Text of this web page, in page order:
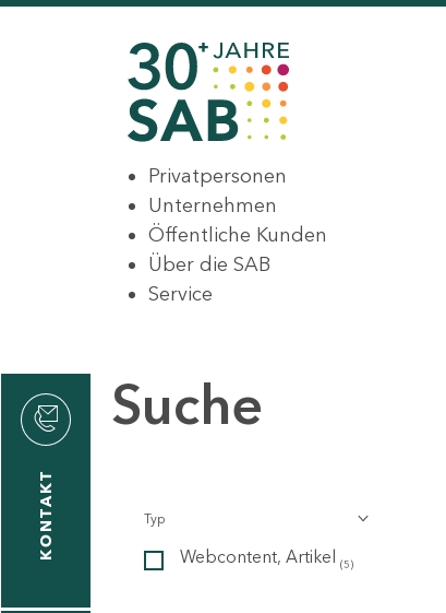
Privatpersonen
Unternehmen
Öffentliche Kunden
Über die SAB
Service
KONTAKT
Suche
Typ
Webcontent, Artikel (5)